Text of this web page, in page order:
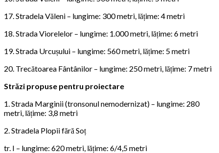
17. Stradela Văleni – lungime: 300 metri, lățime: 4 metri
18. Strada Viorelelor – lungime: 1.000 metri, lățime: 6 metri
19. Strada Urcușului – lungime: 560 metri, lățime: 5 metri
20. Trecătoarea Fântânilor – lungime: 250 metri, lățime: 7 metri
Străzi propuse pentru proiectare
1. Strada Marginii (tronsonul nemodernizat) – lungime: 280
metri, lățime: 3,8 metri
2. Stradela Plopii fără Soț
tr. I – lungime: 620 metri, lățime: 6/4,5 metri